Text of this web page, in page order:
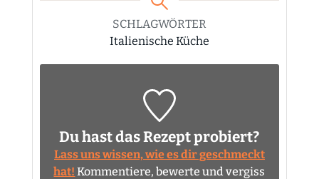
SCHLAGWÖRTER
Italienische Küche
Du hast das Rezept probiert?
Lass uns wissen, wie es dir geschmeckt
hat! Kommentiere, bewerte und vergiss